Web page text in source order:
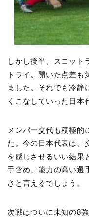
しかし後半、スコット
トライ。開いた点差も
ました。それでも冷静
くこなしていった日本
メンバー交代も積極的
た。今の日本代表は、
を感じさせるいい結果
手含め、能力の高い選
さと言えるでしょう。
次戦はついに未知の8